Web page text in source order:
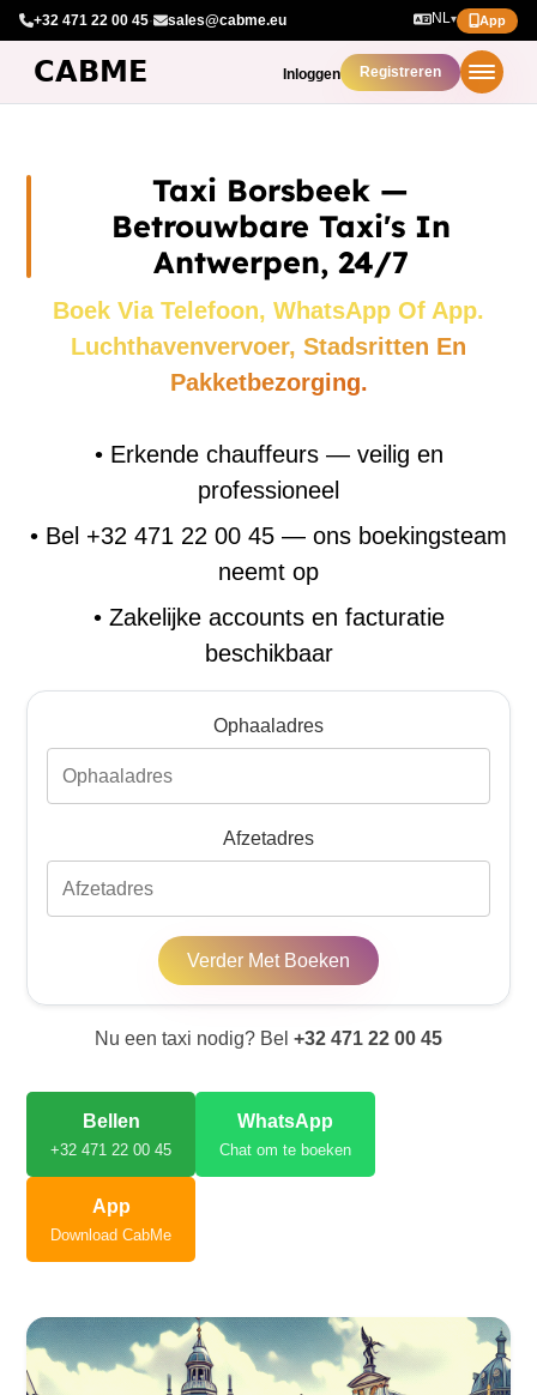
+32 471 22 00 45· sales@cabme.eu NL▾ App
Inloggen Registreren
Taxi Borsbeek —
Betrouwbare Taxi's In
Antwerpen, 24/7
Boek Via Telefoon, WhatsApp Of App.
Luchthavenvervoer, Stadsritten En
Pakketbezorging.
• Erkende chauffeurs — veilig en
professioneel
• Bel +32 471 22 00 45 — ons boekingsteam
neemt op
• Zakelijke accounts en facturatie
beschikbaar
Ophaaladres
Afzetadres
Verder Met Boeken
Nu een taxi nodig? Bel +32 471 22 00 45
Bellen
+32 471 22 00 45
WhatsApp
Chat om te boeken
App
Download CabMe